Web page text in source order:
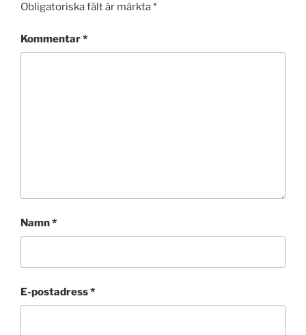
Obligatoriska fält är märkta*
Kommentar*
Namn*
E-postadress*